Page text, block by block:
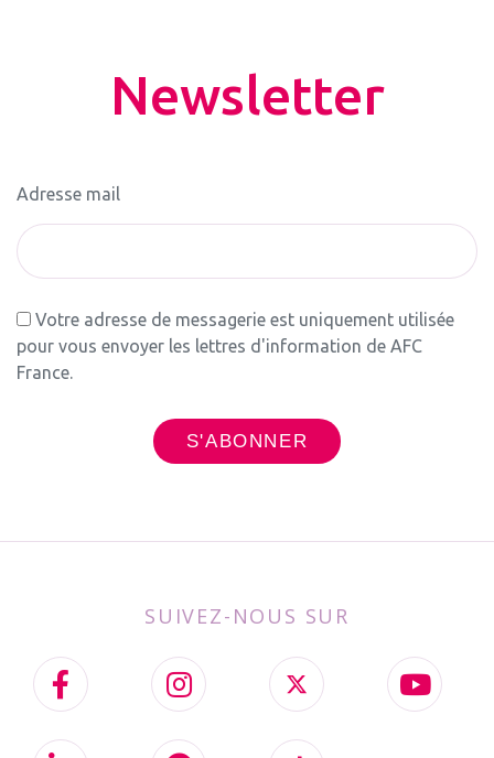
Newsletter
Adresse mail
Votre adresse de messagerie est uniquement utilisée
pour vous envoyer les lettres d'information de AFC
France.
SUIVEZ-NOUS SUR